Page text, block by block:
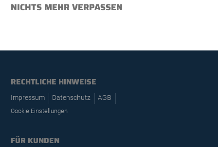
NICHTS MEHR VERPASSEN
RECHTLICHE HINWEISE
Impressum Datenschutz AGB
Cookie Einstellungen
FÜR KUNDEN